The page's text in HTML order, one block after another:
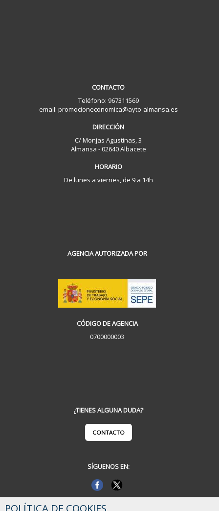
CONTACTO
Teléfono: 967311569
email: promocioneconomica@ayto-almansa.es
DIRECCIÓN
C/ Monjas Agustinas, 3
Almansa - 02640 Albacete
HORARIO
De lunes a viernes, de 9 a 14h
AGENCIA AUTORIZADA POR
CÓDIGO DE AGENCIA
0700000003
¿TIENES ALGUNA DUDA?
CONTACTO
SÍGUENOS EN:
POLÍTICA DE COOKIES